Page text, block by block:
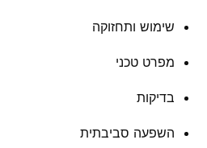
שימוש ותחזוקה
מפרט טכני
בדיקות
השפעה סביבתית